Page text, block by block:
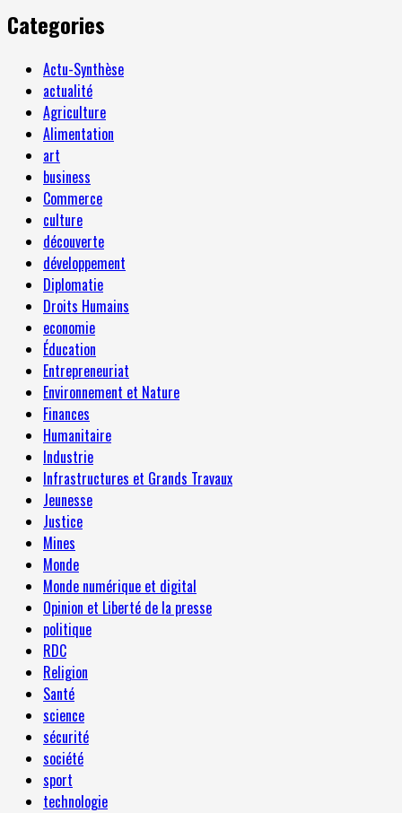
Categories
Actu-Synthèse
actualité
Agriculture
Alimentation
art
business
Commerce
culture
découverte
développement
Diplomatie
Droits Humains
economie
Éducation
Entrepreneuriat
Environnement et Nature
Finances
Humanitaire
Industrie
Infrastructures et Grands Travaux
Jeunesse
Justice
Mines
Monde
Monde numérique et digital
Opinion et Liberté de la presse
politique
RDC
Religion
Santé
science
sécurité
société
sport
technologie